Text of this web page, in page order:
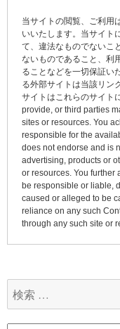
当サイトの閲覧、ご利用
いいたします。当サイト
て、違法なものでないこ
ないものであること、利
ることなどを一切保証い
る外部サイトは当該リン
サイトはこれらのサイト
provide, or third parties
sites or resources. You
responsible for the
does not endorse and is
advertising, products or
or resources. You further
be responsible or liable,
caused or alleged to be
reliance on any such
through any such site or
索: